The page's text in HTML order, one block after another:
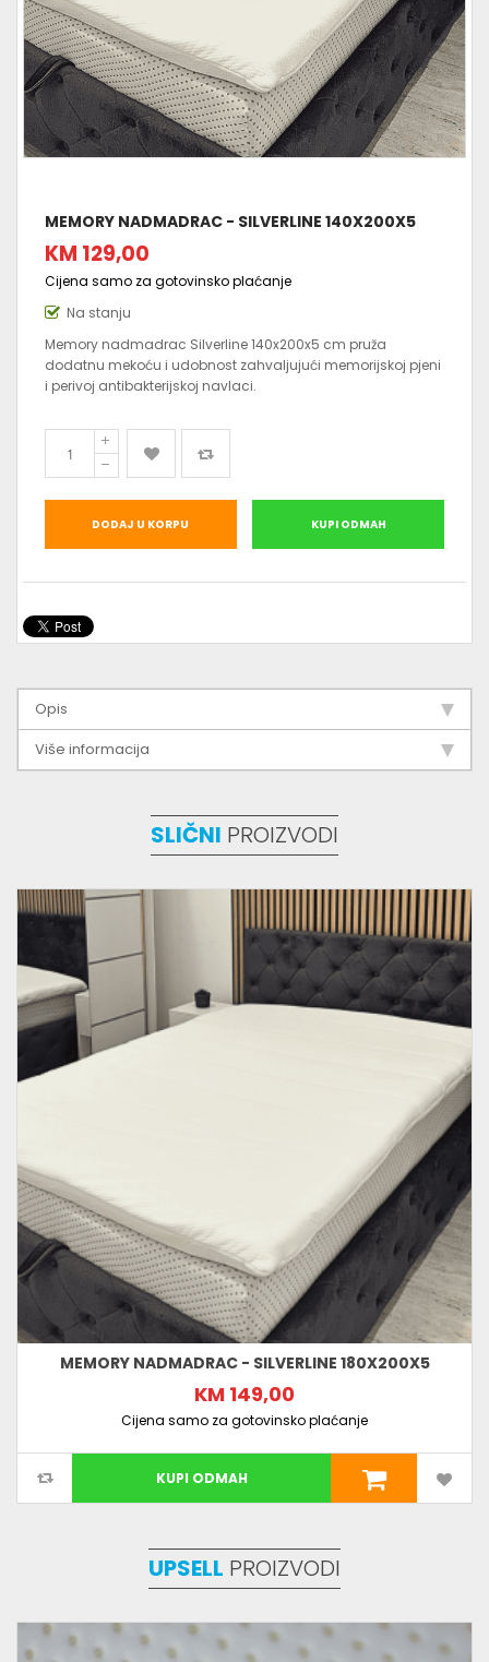
MEMORY NADMADRAC - SILVERLINE 140X200X5
KM 129,00
Cijena samo za gotovinsko plaćanje
Na stanju
Memory nadmadrac Silverline 140x200x5 cm pruža
dodatnu mekoću i udobnost zahvaljujući memorijskoj pjeni
i perivoj antibakterijskoj navlaci.
DODAJ U KORPU KUPI ODMAH
Opis
Više informacija
SLIČNI PROIZVODI
MEMORY NADMADRAC - SILVERLINE 180X200X5
KM 149,00
Cijena samo za gotovinsko plaćanje
KUPI ODMAH
UPSELL PROIZVODI